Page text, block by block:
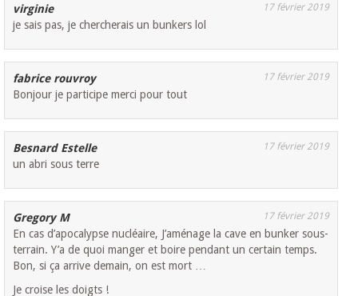
virginie 17 février 2019
je sais pas, je chercherais un bunkers lol
fabrice rouvroy 17 février 2019
Bonjour je participe merci pour tout
Besnard Estelle 17 février 2019
un abri sous terre
Gregory M 17 février 2019
En cas d’apocalypse nucléaire, J’aménage la cave en bunker sous-
terrain. Y’a de quoi manger et boire pendant un certain temps.
Bon, si ça arrive demain, on est mort …
Je croise les doigts !